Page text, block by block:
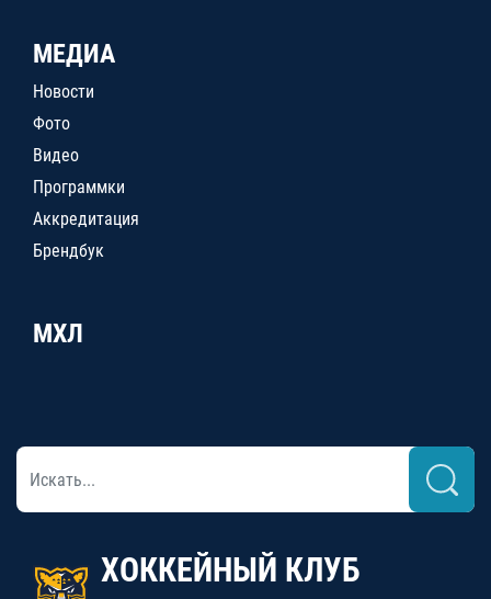
МЕДИА
Новости
Фото
Видео
Программки
Аккредитация
Брендбук
МХЛ
ХОККЕЙНЫЙ КЛУБ